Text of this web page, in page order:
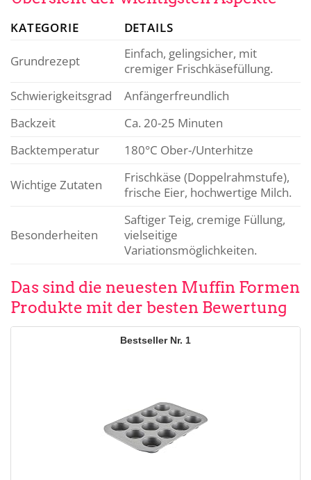
KATEGORIE DETAILS
Grundrezept
Einfach, gelingsicher, mit
cremiger Frischkäsefüllung.
Schwierigkeitsgrad
Anfängerfreundlich
Backzeit
Ca. 20-25 Minuten
Backtemperatur
180°C Ober-/Unterhitze
Wichtige Zutaten
Frischkäse (Doppelrahmstufe),
frische Eier, hochwertige Milch.
Besonderheiten
Saftiger Teig, cremige Füllung,
vielseitige
Variationsmöglichkeiten.
Das sind die neuesten Muffin Formen
Produkte mit der besten Bewertung
1